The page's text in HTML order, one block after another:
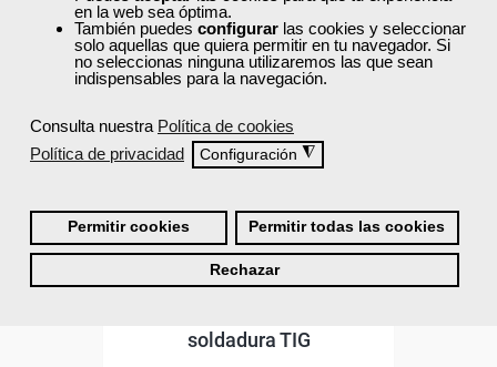
en la web sea óptima.
También puedes configurar las cookies y seleccionar
solo aquellas que quiera permitir en tu navegador. Si
no seleccionas ninguna utilizaremos las que sean
indispensables para la navegación.
Consulta nuestra Política de cookies
Política de privacidad
Configuración ◮
Permitir cookies Permitir todas las cookies
Rechazar
Formación 100%
subvencionada.
trabajadores y autónomos.
Sector
Cursos Femxa
soldadura TIG